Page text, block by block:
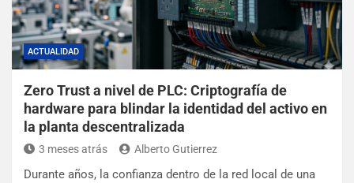
ACTUALIDAD
Zero Trust a nivel de PLC: Criptografía de
hardware para blindar la identidad del activo en
la planta descentralizada
3 meses atrás Alberto Gutierrez
Durante años, la confianza dentro de la red local de una